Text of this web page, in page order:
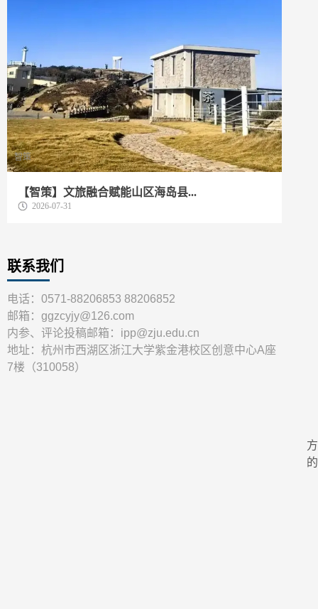
智策
【智策】文旅融合赋能山区海岛县...
2026-07-31
联系我们
电话：0571-88206853 88206852
邮箱：ggzcyjy@126.com
内参、评论投稿邮箱：ipp@zju.edu.cn
地址：杭州市西湖区浙江大学紫金港校区创意中心A座
7楼（310058）